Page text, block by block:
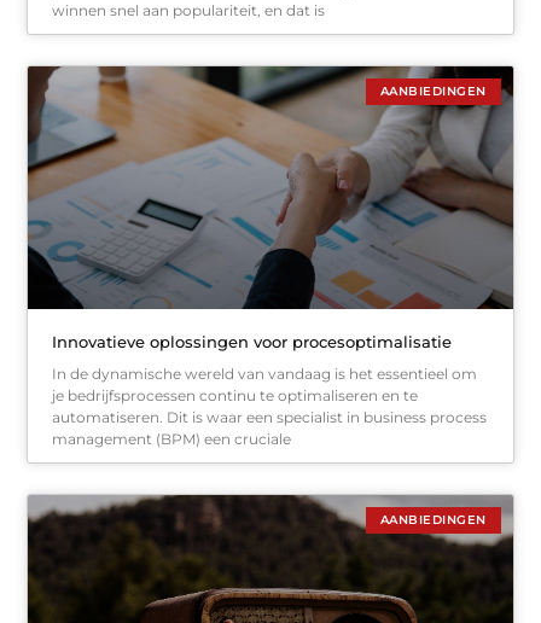
winnen snel aan populariteit, en dat is
AANBIEDINGEN
Innovatieve oplossingen voor procesoptimalisatie
In de dynamische wereld van vandaag is het essentieel om
je bedrijfsprocessen continu te optimaliseren en te
automatiseren. Dit is waar een specialist in business process
management (BPM) een cruciale
AANBIEDINGEN